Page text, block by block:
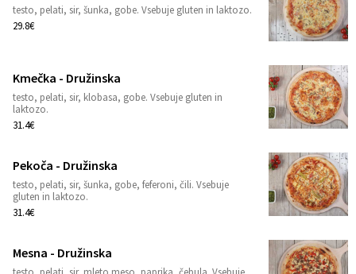
testo, pelati, sir, šunka, gobe. Vsebuje gluten in laktozo.
29.8€
Kmečka - Družinska
testo, pelati, sir, klobasa, gobe. Vsebuje gluten in
laktozo.
31.4€
Pekoča - Družinska
testo, pelati, sir, šunka, gobe, feferoni, čili. Vsebuje
gluten in laktozo.
31.4€
Mesna - Družinska